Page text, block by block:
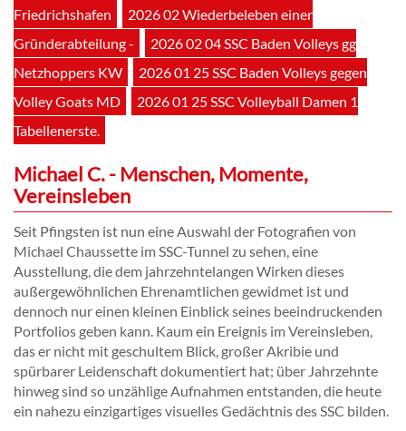
Friedrichshafen
2026 02 Wiederbeleben einer
Gründerabteilung -
2026 02 04 SSC Baden Volleys gg
Netzhoppers KW
2026 01 25 SSC Baden Volleys gegen
Volley Goats MD
2026 01 25 SSC Volleyball Damen 1
Tabellenerste.
Michael C. - Menschen, Momente,
Vereinsleben
Seit Pfingsten ist nun eine Auswahl der Fotografien von
Michael Chaussette im SSC-Tunnel zu sehen, eine
Ausstellung, die dem jahrzehntelangen Wirken dieses
außergewöhnlichen Ehrenamtlichen gewidmet ist und
dennoch nur einen kleinen Einblick seines beeindruckenden
Portfolios geben kann. Kaum ein Ereignis im Vereinsleben,
das er nicht mit geschultem Blick, großer Akribie und
spürbarer Leidenschaft dokumentiert hat; über Jahrzehnte
hinweg sind so unzählige Aufnahmen entstanden, die heute
ein nahezu einzigartiges visuelles Gedächtnis des SSC bilden.